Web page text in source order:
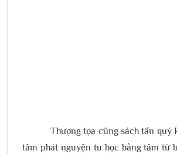
Thượng tọa cũng sách tấn quý
tâm phát nguyện tu học bằng tâm từ